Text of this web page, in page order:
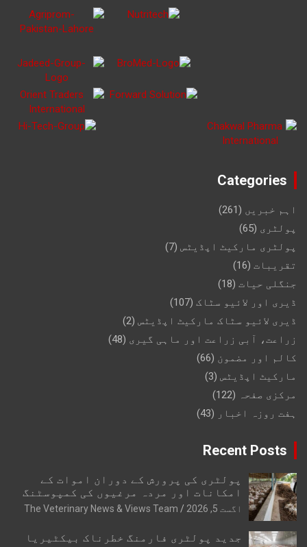
Categories
اہم خبریں (261)
پولٹری (65)
پولٹری مارکیٹ اپڈیٹس (7)
تقریبات (16)
جنگلی حیات (18)
ڈیری اور لائیو سٹاک (107)
ڈیری لائیو سٹاک مارکیٹ اپڈیٹس (2)
زراعت، آبی زراعت اور ماہی گیری (48)
کالم اور مضمون (66)
مارکیٹ اپڈیٹس (3)
مرکزی صفحہ (122)
ہفت روزہ اخبار (43)
Recent Posts
پولٹری کی پرورش کے دوران اموات کے
امکانات اور مردہ مرغیوں کی کمپوسٹنگ
اگست 5, 2026 The Veterinary News & Views Team
جدید پولٹری فارمنگ خطرناک بیکٹیریا